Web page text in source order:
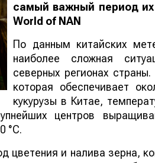
самый важный период
World of NAN
По данным китайских
наиболее сложная
северных регионах
которая обеспечивает
кукурузы в Китае,
центров
°C.
цветения и налива зерна,